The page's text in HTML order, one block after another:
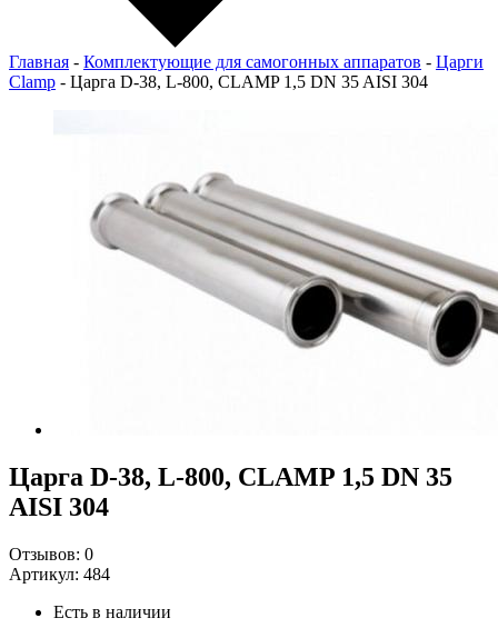
Главная - Комплектующие для самогонных аппаратов - Царги
Clamp - Царга D-38, L-800, CLAMP 1,5 DN 35 AISI 304
Царга D-38, L-800, CLAMP 1,5 DN 35
AISI 304
Отзывов: 0
Артикул: 484
Есть в наличии